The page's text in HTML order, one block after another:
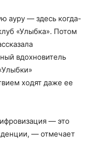
ауру — здесь когда-
«Улыбка». Потом
вдохновитель
ходят даже ее
— это
— отмечает